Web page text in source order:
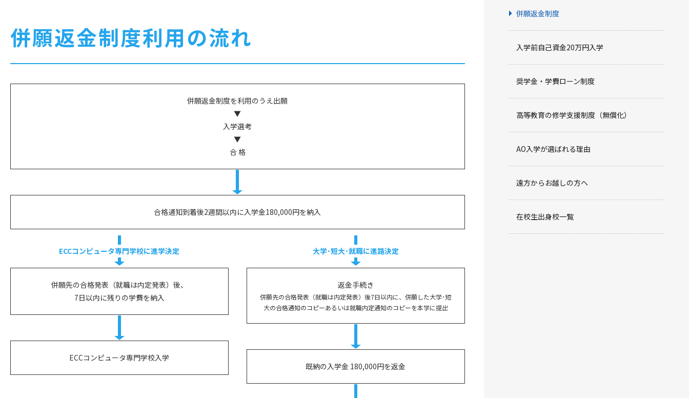
併願返金制度利用の流れ
併願返金制度を利用のうえ出願
▼
入学選考
▼
合 格
合格通知到着後2週間以内に入学金180,000円を納入
ECCコンピュータ専門学校に進学決定
併願先の合格発表（就職は内定発表）後、
7日以内に残りの学費を納入
ECCコンピュータ専門学校入学
大学･短大･就職に進路決定
返金手続き
併願先の合格発表（就職は内定発表）後7日以内に、併願した大学･短
大の合格通知のコピーあるいは就職内定通知のコピーを本学に提出
既納の入学金 180,000円を返金
併願返金制度
入学前自己資金20万円入学
奨学金・学費ローン制度
高等教育の修学支援制度（無償化）
AO入学が選ばれる理由
遠方からお越しの方へ
在校生出身校一覧